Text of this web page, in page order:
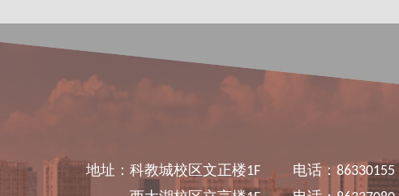
地址：科教城校区文正楼1F
电话：86330155